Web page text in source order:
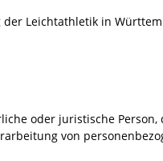
der Leichtathletik in
oder juristische
von